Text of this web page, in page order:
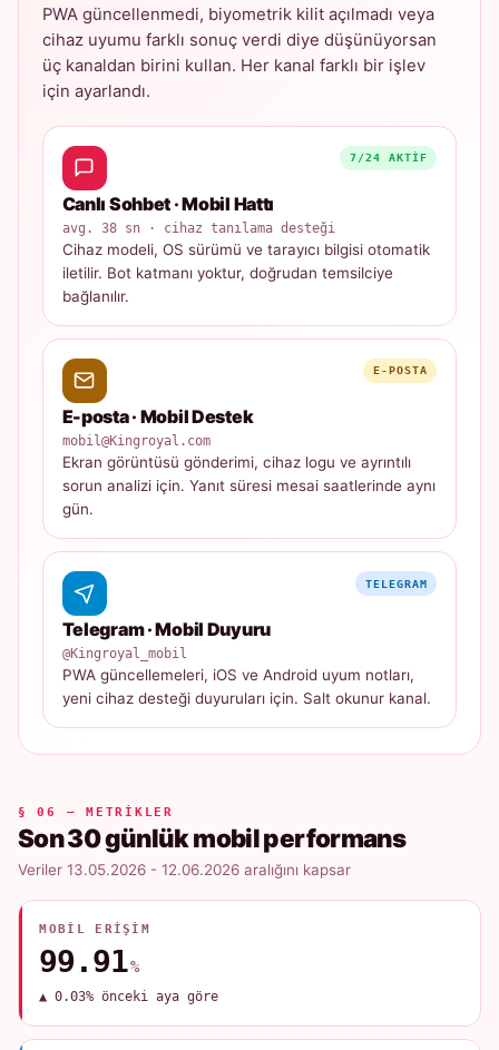
PWA güncellenmedi, biyometrik kilit açılmadı veya
cihaz uyumu farklı sonuç verdi diye düşünüyorsan
üç kanaldan birini kullan. Her kanal farklı bir işlev
için ayarlandı.
7/24 AKTIF
Canlı Sohbet · Mobil Hattı
avg. 38 sn · cihaz tanılama desteği
Cihaz modeli, OS sürümü ve tarayıcı bilgisi otomatik
iletilir. Bot katmanı yoktur, doğrudan temsilciye
bağlanılır.
E-POSTA
E-posta · Mobil Destek
mobil@Kingroyal.com
Ekran görüntüsü gönderimi, cihaz logu ve ayrıntılı
sorun analizi için. Yanıt süresi mesai saatlerinde aynı
gün.
TELEGRAM
Telegram · Mobil Duyuru
@Kingroyal_mobil
PWA güncellemeleri, iOS ve Android uyum notları,
yeni cihaz desteği duyuruları için. Salt okunur kanal.
§ 06 — METRIKLER
Son 30 günlük mobil performans
Veriler 13.05.2026 - 12.06.2026 aralığını kapsar
MOBIL ERIŞIM
99.91%
▲ 0.03% önceki aya göre